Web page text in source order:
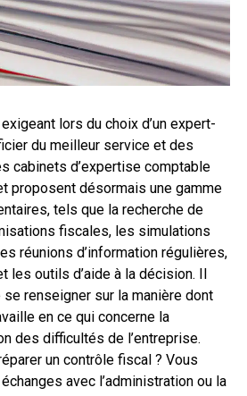
lors du choix d’un expert-
du meilleur service et des
cabinets d’expertise comptable
proposent désormais une gamme
tels que la recherche de
fiscales, les simulations
réunions d’information régulières,
les outils d’aide à la décision. Il
renseigner sur la manière dont
en ce qui concerne la
des difficultés de l’entreprise.
un contrôle fiscal ? Vous
avec l’administration ou la